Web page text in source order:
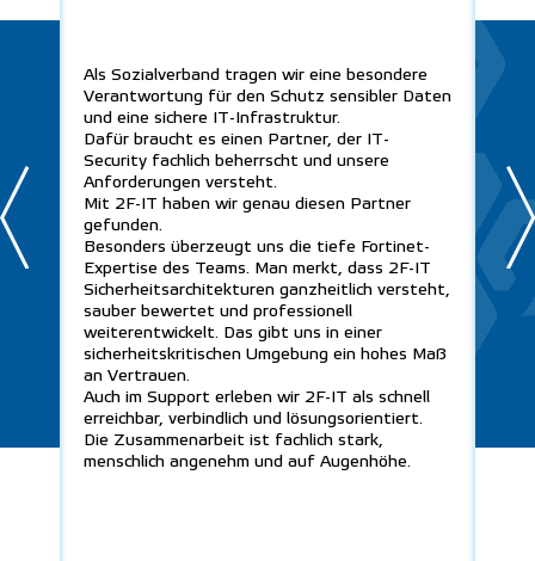
Als Sozialverband tragen wir eine besondere
Verantwortung für den Schutz sensibler Daten
und eine sichere IT-Infrastruktur.
Dafür braucht es einen Partner, der IT-
Security fachlich beherrscht und unsere
Anforderungen versteht.
Mit 2F-IT haben wir genau diesen Partner
gefunden.
Besonders überzeugt uns die tiefe Fortinet-
Expertise des Teams. Man merkt, dass 2F-IT
Sicherheitsarchitekturen ganzheitlich versteht,
sauber bewertet und professionell
weiterentwickelt. Das gibt uns in einer
sicherheitskritischen Umgebung ein hohes Maß
an Vertrauen.
Auch im Support erleben wir 2F-IT als schnell
erreichbar, verbindlich und lösungsorientiert.
Die Zusammenarbeit ist fachlich stark,
menschlich angenehm und auf Augenhöhe.
IT